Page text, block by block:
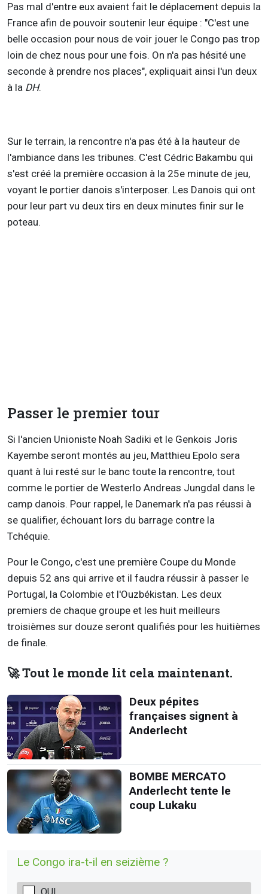
Pas mal d'entre eux avaient fait le déplacement depuis la
France afin de pouvoir soutenir leur équipe : "C'est une
belle occasion pour nous de voir jouer le Congo pas trop
loin de chez nous pour une fois. On n'a pas hésité une
seconde à prendre nos places", expliquait ainsi l'un deux
à la DH.
Sur le terrain, la rencontre n'a pas été à la hauteur de
l'ambiance dans les tribunes. C'est Cédric Bakambu qui
s'est créé la première occasion à la 25e minute de jeu,
voyant le portier danois s'interposer. Les Danois qui ont
pour leur part vu deux tirs en deux minutes finir sur le
poteau.
Passer le premier tour
Si l'ancien Unioniste Noah Sadiki et le Genkois Joris
Kayembe seront montés au jeu, Matthieu Epolo sera
quant à lui resté sur le banc toute la rencontre, tout
comme le portier de Westerlo Andreas Jungdal dans le
camp danois. Pour rappel, le Danemark n'a pas réussi à
se qualifier, échouant lors du barrage contre la
Tchéquie.
Pour le Congo, c'est une première Coupe du Monde
depuis 52 ans qui arrive et il faudra réussir à passer le
Portugal, la Colombie et l'Ouzbékistan. Les deux
premiers de chaque groupe et les huit meilleurs
troisièmes sur douze seront qualifiés pour les huitièmes
de finale.
🚀 Tout le monde lit cela maintenant.
Deux pépites
françaises signent à
Anderlecht
BOMBE MERCATO
Anderlecht tente le
coup Lukaku
Le Congo ira-t-il en seizième ?